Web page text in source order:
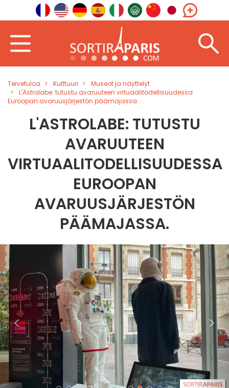
Tervetuloa Kulttuuri
Museot ja näyttelyt
L'Astrolabe: tutustu avaruuteen virtuaalitodellisuudessa
Euroopan avaruusjärjestön päämajassa.
L'ASTROLABE: TUTUSTU
AVARUUTEEN
VIRTUAALITODELLISUUDESSA
EUROOPAN
AVARUUSJÄRJESTÖN
PÄÄMAJASSA.
< >